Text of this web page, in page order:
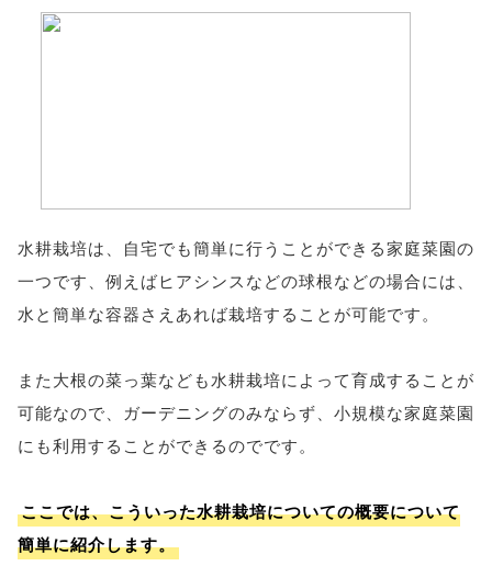
水耕栽培は、自宅でも簡単に行うことができる家庭菜園の
一つです、例えばヒアシンスなどの球根などの場合には、
水と簡単な容器さえあれば栽培することが可能です。
また大根の菜っ葉なども水耕栽培によって育成することが
可能なので、ガーデニングのみならず、小規模な家庭菜園
にも利用することができるのでです。
ここでは、こういった水耕栽培についての概要について
簡単に紹介します。